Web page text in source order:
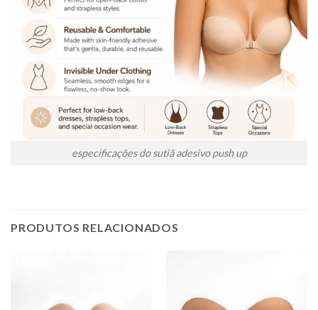
especificações do sutiã adesivo push up
PRODUTOS RELACIONADOS